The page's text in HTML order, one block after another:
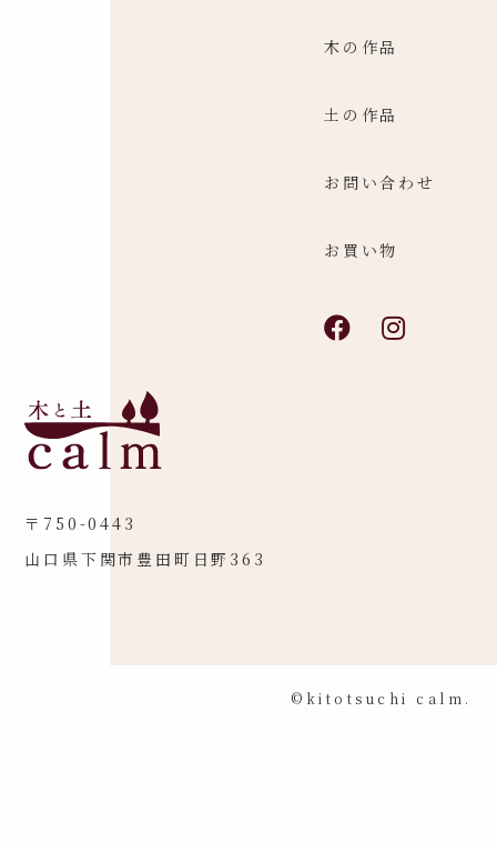
木の作品
土の作品
お問い合わせ
お買い物
〒750-0443
山口県下関市豊田町日野363
©kitotsuchi calm.